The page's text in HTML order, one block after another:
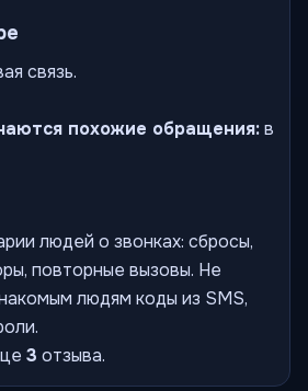
связь.
похожие обращения:в
людей о звонках: сбросы,
повторные вызовы. Не
людям коды из SMS,
3 отзыва.